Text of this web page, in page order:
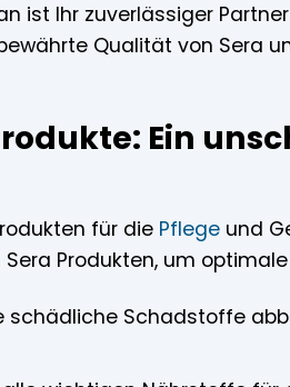
ist Ihr zuverlässiger
Qualität von Sera
Ein
für die Pflege und
Produkten, um
schädliche Schadstoffe